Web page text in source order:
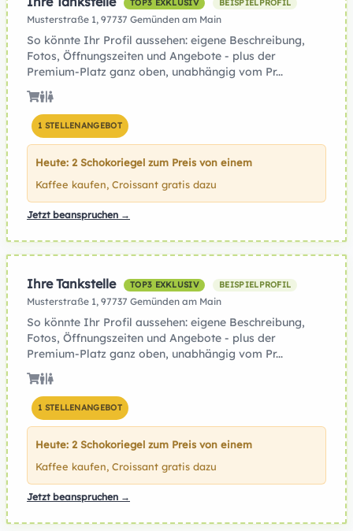
TOP3 EXKLUSIV BEISPIELPROFIL
Musterstraße 1, 97737 Gemünden am Main
So könnte Ihr Profil aussehen: eigene Beschreibung,
Fotos, Öffnungszeiten und Angebote - plus der
Premium-Platz ganz oben, unabhängig vom Pr...
1 STELLENANGEBOT
Heute: 2 Schokoriegel zum Preis von einem
Kaffee kaufen, Croissant gratis dazu
Jetzt beanspruchen →
Ihre Tankstelle TOP3 EXKLUSIV BEISPIELPROFIL
Musterstraße 1, 97737 Gemünden am Main
So könnte Ihr Profil aussehen: eigene Beschreibung,
Fotos, Öffnungszeiten und Angebote - plus der
Premium-Platz ganz oben, unabhängig vom Pr...
1 STELLENANGEBOT
Heute: 2 Schokoriegel zum Preis von einem
Kaffee kaufen, Croissant gratis dazu
Jetzt beanspruchen →